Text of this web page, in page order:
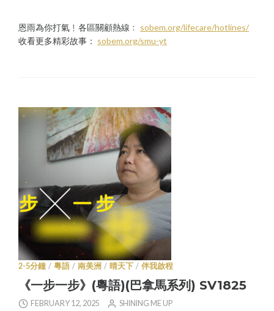
恩雨為你打氣﹗各區關顧熱線﹕ sobem.org/lifecare/hotlines/
收看更多精彩故事： sobem.org/smu-yt
2-5分鐘 / 粵語 / 南美洲 / 晴天下 / 伴我啟程
《一步一步》(粵語)(巴拿馬系列) SV1825
FEBRUARY 12, 2025
SHINING ME UP